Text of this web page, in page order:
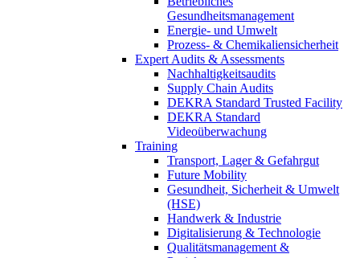
Gesundheitsmanagement
Energie- und Umwelt
Prozess- & Chemikaliensicherheit
Expert Audits & Assessments
Nachhaltigkeitsaudits
Supply Chain Audits
DEKRA Standard Trusted Facility
DEKRA Standard
Videoüberwachung
Training
Transport, Lager & Gefahrgut
Future Mobility
Gesundheit, Sicherheit & Umwelt
(HSE)
Handwerk & Industrie
Digitalisierung & Technologie
Qualitätsmanagement &